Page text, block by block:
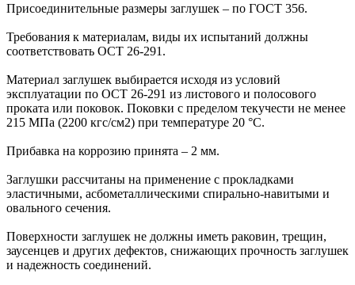
Присоединительные размеры заглушек – по ГОСТ 356.
Требования к материалам, виды их испытаний должны
соответствовать ОСТ 26-291.
Материал заглушек выбирается исходя из условий
эксплуатации по ОСТ 26-291 из листового и полосового
проката или поковок. Поковки с пределом текучести не менее
215 МПа (2200 кгс/см2) при температуре 20 °С.
Прибавка на коррозию принята – 2 мм.
Заглушки рассчитаны на применение с прокладками
эластичными, асбометаллическими спирально-навитыми и
овального сечения.
Поверхности заглушек не должны иметь раковин, трещин,
заусенцев и других дефектов, снижающих прочность заглушек
и надежность соединений.